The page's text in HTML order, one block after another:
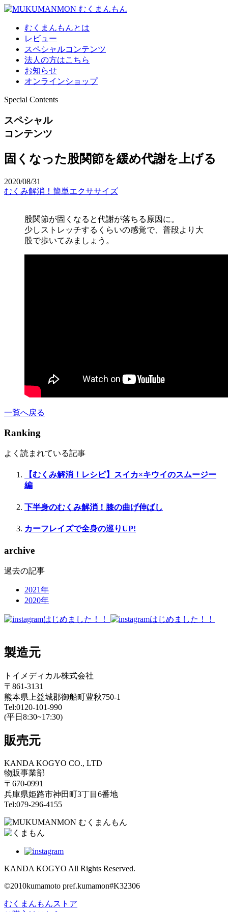
むくまんもんとは
レビュー
スペシャルコンテンツ
法人の方はこちら
お知らせ
オンラインショップ
Special Contents
スペシャル
コンテンツ
固くなった股関節を緩め代謝を上げる
2020/08/31
むくみ解消！簡単エクササイズ
股関節が固くなると代謝が落ちる原因に。
少しストレッチするくらいの感覚で、普段より大
股で歩いてみましょう。
一覧へ戻る
Ranking
よく読まれている記事
【むくみ解消！レシピ】スイカ×キウイのスムージー
編
下半身のむくみ解消！膝の曲げ伸ばし
カーフレイズで全身の巡りUP!
archive
過去の記事
2021年
2020年
製造元
トイメディカル株式会社
〒861-3131
熊本県上益城郡御船町豊秋750-1
Tel:0120-101-990
(平日8:30~17:30)
販売元
KANDA KOGYO CO., LTD
物販事業部
〒670-0991
兵庫県姫路市神田町3丁目6番地
Tel:079-296-4155
KANDA KOGYO All Rights Reserved.
©2010kumamoto pref.kumamon#K32306
むくまんもんストア